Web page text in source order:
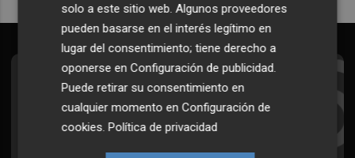
Suscríbete al Boletín
Todos los días a primera hora en tu email
¡Quiero suscribirme!
solo a este sitio web. Algunos proveedores
pueden basarse en el interés legítimo en
lugar del consentimiento; tiene derecho a
oponerse enConfiguración de publicidad
Puede retirar su consentimiento en
cualquier momento enConfiguración de
cookies .Política de privacidad